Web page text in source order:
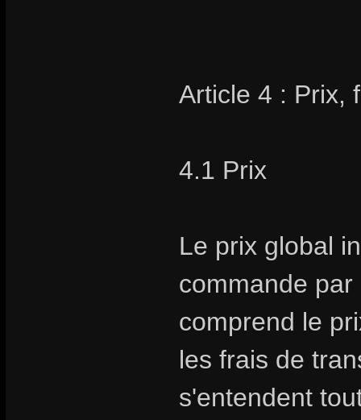
Article 4 : Prix,
4.1 Prix
Le prix global
commande
comprend le
les frais de
s'entendent